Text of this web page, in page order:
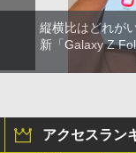
縦横比はどれが
新「Galaxy Z
アクセスラン